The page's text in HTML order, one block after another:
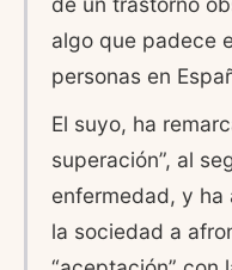
algo que padece
personas en
El suyo, ha
superación”, al
enfermedad, y ha
la sociedad a